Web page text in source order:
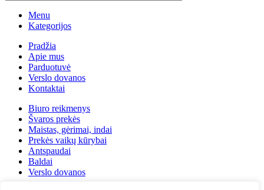
Menu
Kategorijos
Pradžia
Apie mus
Parduotuvė
Verslo dovanos
Kontaktai
Biuro reikmenys
Švaros prekės
Maistas, gėrimai, indai
Prekės vaikų kūrybai
Antspaudai
Baldai
Verslo dovanos